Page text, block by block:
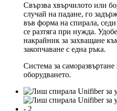
Свързва хвърчилото или
случай на падане, го
във форма на спирала,
се разтяга при нужда.
накрайник за захващане
закопчаване с една ръка.
Система за
оборудването.